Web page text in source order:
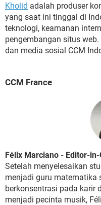
Kholid adalah produser
yang saat ini tinggal di
teknologi, keamanan
pengembangan situs
dan media sosial CCM
CCM France
Félix Marciano - Editor-
Setelah menyelesaikan
menjadi guru matematika
berkonsentrasi pada karir
menjadi pecinta musik,